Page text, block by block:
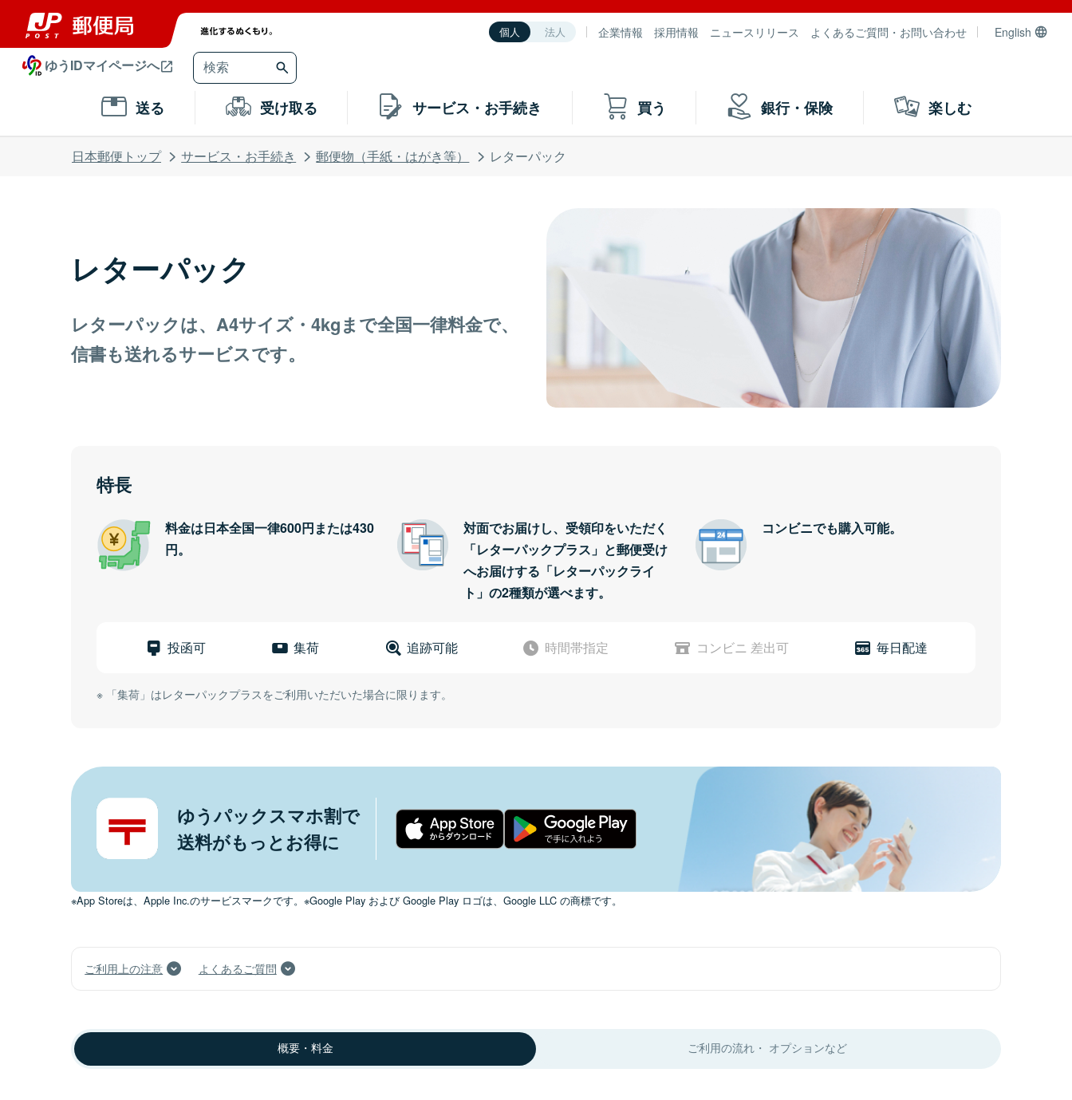
個人 法人 企業情報 採用情報 ニュースリリース よくあるご質問・お問い合わせ English
ゆうIDマイページへ
送る 受け取る サービス・お手続き 買う 銀行・保険 楽しむ
日本郵便トップ サービス・お手続き 郵便物（手紙・はがき等） レターパック
レターパック
レターパックは、A4サイズ・4kgまで全国一律料金で、
信書も送れるサービスです。
特長
料金は日本全国一律600円または430
円。
対面でお届けし、受領印をいただく
「レターパックプラス」と郵便受け
へお届けする「レターパックライ
ト」の2種類が選べます。
コンビニでも購入可能。
投函可 集荷 追跡可能 時間帯指定 コンビニ 差出可 毎日配達
「集荷」はレターパックプラスをご利用いただいた場合に限ります。
ゆうパックスマホ割で
送料がもっとお得に
※App Storeは、Apple Inc.のサービスマークです。※Google Play および Google Play ロゴは、Google LLC の商標です。
ご利用上の注意 よくあるご質問
概要・料金 ご利用の流れ・ オプションなど